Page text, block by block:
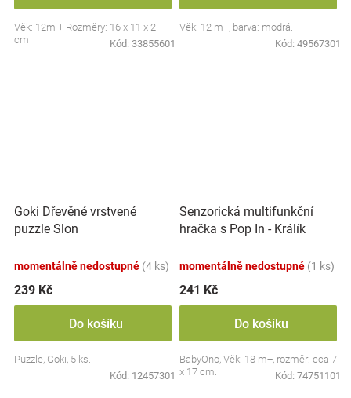
Věk: 12m + Rozměry: 16 x 11 x 2
cm
Kód: 33855601
Věk: 12 m+, barva: modrá.
Kód: 49567301
Goki Dřevěné vrstvené
puzzle Slon
momentálně nedostupné (4 ks)
239 Kč
Do košíku
Puzzle, Goki, 5 ks.
Kód: 12457301
Senzorická multifunkční
hračka s Pop In - Králík
momentálně nedostupné (1 ks)
241 Kč
Do košíku
BabyOno, Věk: 18 m+, rozměr: cca 7
x 17 cm.
Kód: 74751101